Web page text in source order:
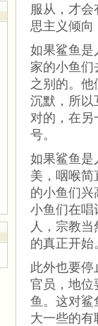
服从，才
思主义倾向
如果鲨鱼是
家的小鱼
之别的。
沉默，所以
对的，在另
号。
如果鲨鱼是
美，咽喉
的小鱼们
小鱼们在唱
人，宗教
的真正开始
此外也要
官员，地位
鱼。这对鲨
大一些的